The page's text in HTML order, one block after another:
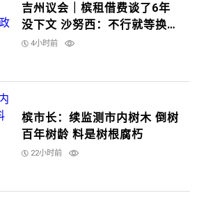
吉州议会｜槟租借费谈了6年
没下文 沙努西：不行就等换中
央政府！
4小时前
槟市长：续监测市内树木 倒树
百年树龄 料是树根腐朽
22小时前